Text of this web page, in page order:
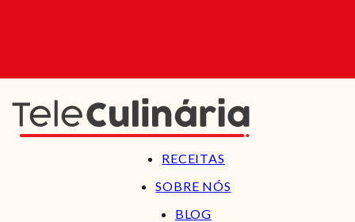
RECEITAS
SOBRE NÓS
BLOG